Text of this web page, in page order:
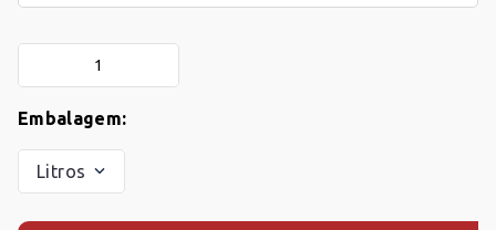
Litros